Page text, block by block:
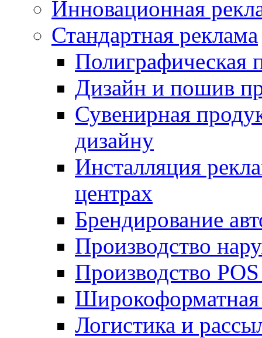
Инновационная
Стандартная реклама
Полиграфическая
Дизайн и пошив
Сувенирная
дизайну
Инсталляция
центрах
Брендирование
Производство
Производство
Широкоформатная
Логистика и